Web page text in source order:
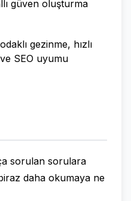
güven oluşturma
gezinme, hızlı
SEO uyumu
sorulan sorulara
daha okumaya ne